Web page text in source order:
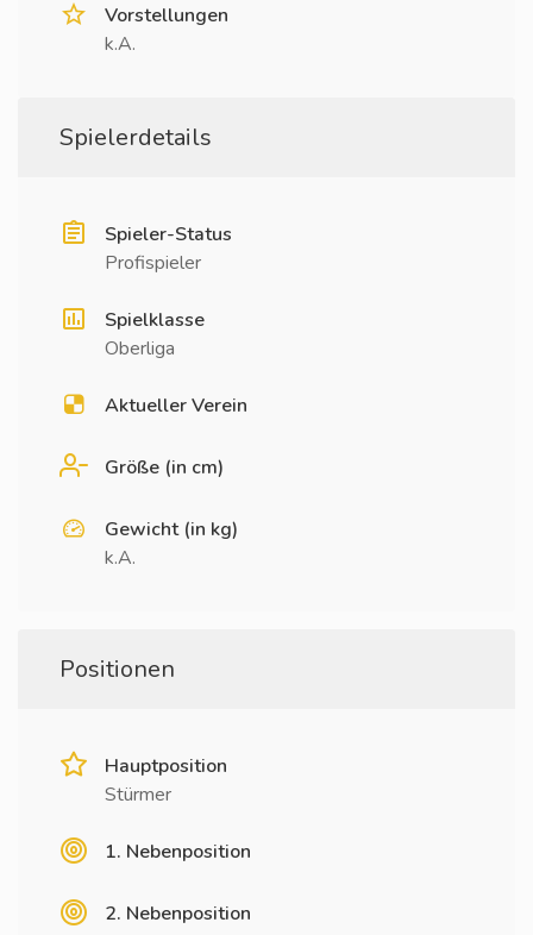
Vorstellungen
k.A.
Spielerdetails
Spieler-Status
Profispieler
Spielklasse
Oberliga
Aktueller Verein
Größe (in cm)
Gewicht (in kg)
k.A.
Positionen
Hauptposition
Stürmer
1. Nebenposition
2. Nebenposition